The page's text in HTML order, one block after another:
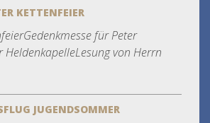
KETTENFEIER
für Peter
HeldenkapelleLesung von Herrn
JUGENDSOMMER